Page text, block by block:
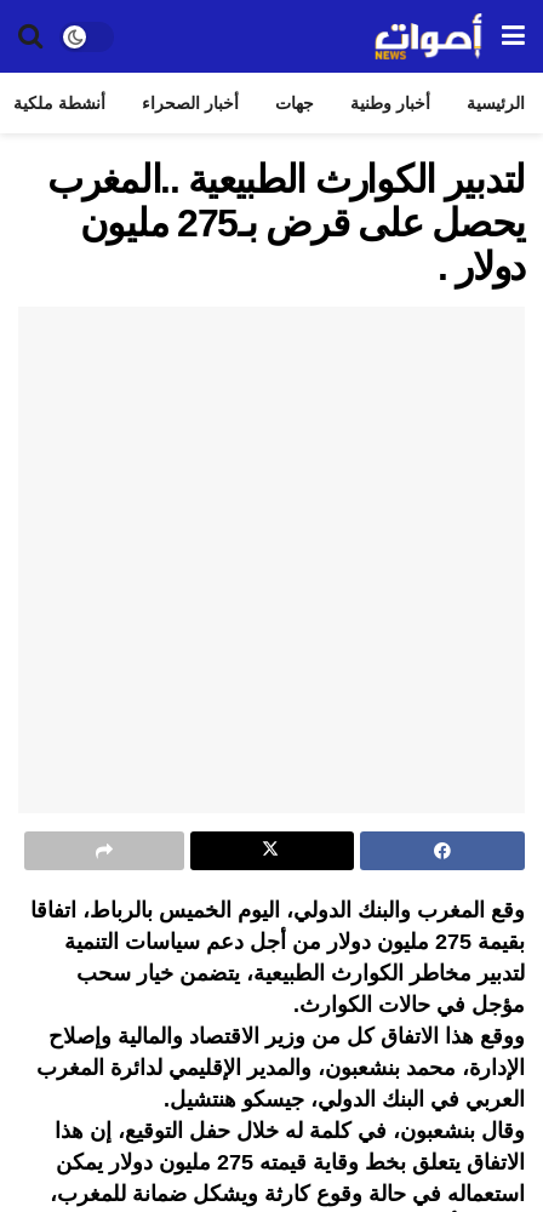
الرئيسية أخبار وطنية جهات أخبار الصحراء أنشطة ملكية
لتدبير الكوارث الطبيعية ..المغرب
يحصل على قرض بـ275 مليون
دولار .
وقع المغرب والبنك الدولي، اليوم الخميس بالرباط، اتفاقا
بقيمة 275 مليون دولار من أجل دعم سياسات التنمية
لتدبير مخاطر الكوارث الطبيعية، يتضمن خيار سحب
مؤجل في حالات الكوارث.
ووقع هذا الاتفاق كل من وزير الاقتصاد والمالية وإصلاح
الإدارة، محمد بنشعبون، والمدير الإقليمي لدائرة المغرب
العربي في البنك الدولي، جيسكو هنتشيل.
وقال بنشعبون، في كلمة له خلال حفل التوقيع، إن هذا
الاتفاق يتعلق بخط وقاية قيمته 275 مليون دولار يمكن
استعماله في حالة وقوع كارثة ويشكل ضمانة للمغرب،